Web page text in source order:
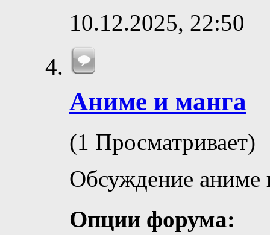
10.12.2025, 22:50
Аниме и манга
(1 Просматривает)
Обсуждение аниме
Опции форума: